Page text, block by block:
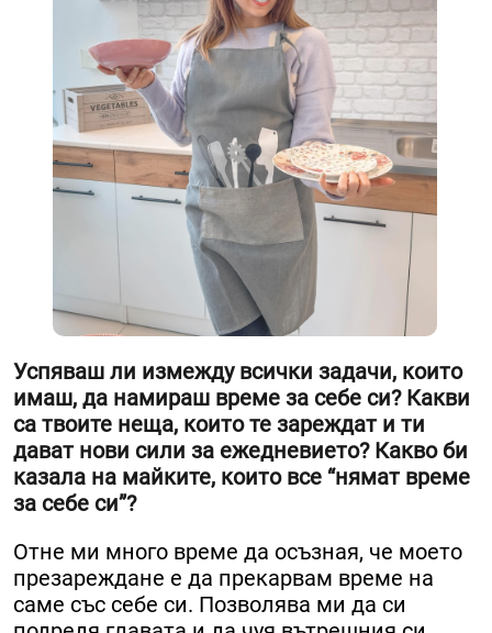
Успяваш ли измежду всички задачи, които
имаш, да намираш време за себе си? Какви
са твоите неща, които те зареждат и ти
дават нови сили за ежедневието? Какво би
казала на майките, които все “нямат време
за себе си”?
Отне ми много време да осъзная, че моето
презареждане е да прекарвам време на
саме със себе си. Позволява ми да си